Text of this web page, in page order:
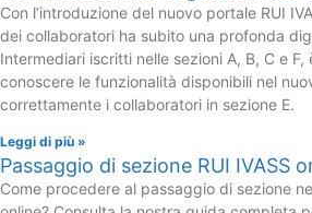
Con l’introduzione del nuovo portale RUI
dei collaboratori ha subito una profonda
Intermediari iscritti nelle sezioni A, B, C e
conoscere le funzionalità disponibili nel
correttamente i collaboratori in sezione E.
Leggi di più »
Passaggio di sezione RUI IVASS
Come procedere al passaggio di sezione